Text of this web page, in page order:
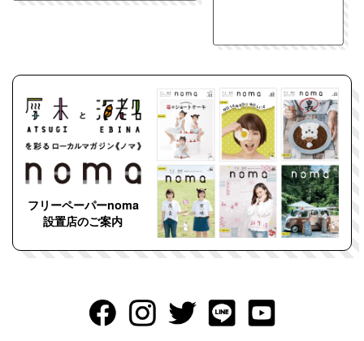
フリーペーパーnoma
設置店のご案内